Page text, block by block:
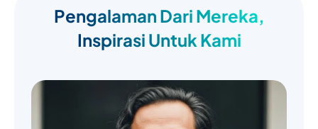
Pengalaman Dari Mereka,
Inspirasi Untuk Kami